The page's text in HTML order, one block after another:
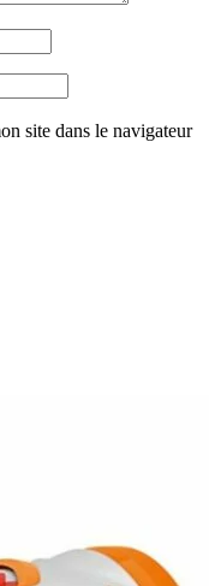
site dans le navigateur